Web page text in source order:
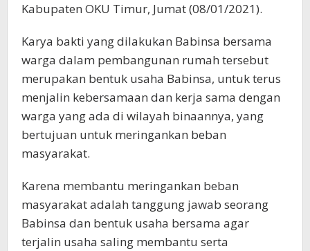
Kabupaten OKU Timur, Jumat (08/01/2021).
Karya bakti yang dilakukan Babinsa bersama
warga dalam pembangunan rumah tersebut
merupakan bentuk usaha Babinsa, untuk terus
menjalin kebersamaan dan kerja sama dengan
warga yang ada di wilayah binaannya, yang
bertujuan untuk meringankan beban
masyarakat.
Karena membantu meringankan beban
masyarakat adalah tanggung jawab seorang
Babinsa dan bentuk usaha bersama agar
terjalin usaha saling membantu serta